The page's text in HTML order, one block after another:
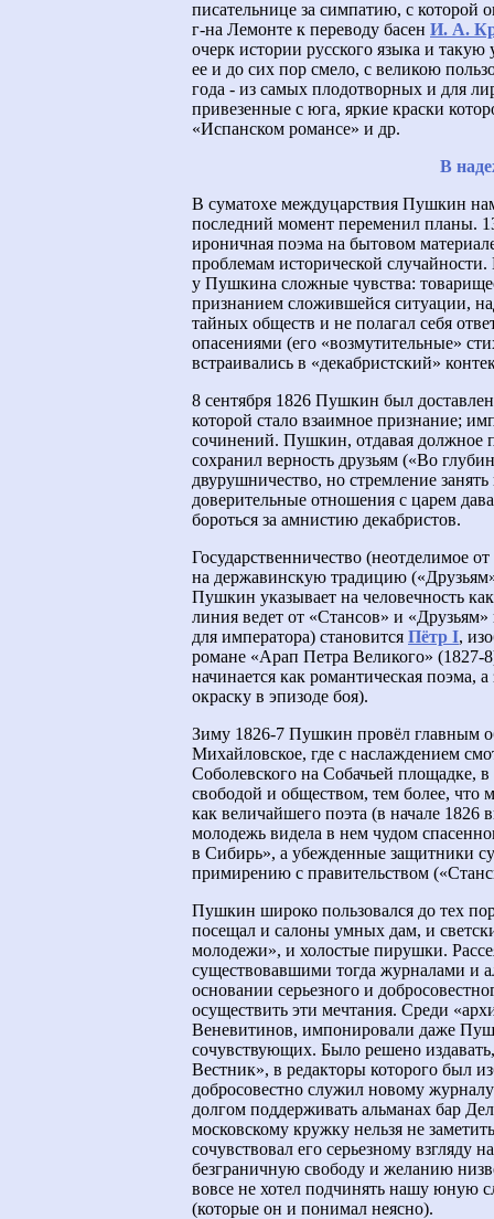
писательнице за симпатию, с которой
г-на Лемонте к переводу басен И. А.
очерк истории русского языка и
ее и до сих пор смело, с великою
года - из самых плодотворных и для
привезенные с юга, яркие краски
«Испанском романсе» и др.
В
В суматохе междуцарствия Пушкин
последний момент переменил планы.
ироничная поэма на бытовом
проблемам исторической
у Пушкина сложные чувства:
признанием сложившейся ситуации,
тайных обществ и не полагал себя
опасениями (его «возмутительные»
встраивались в «декабристский»
8 сентября 1826 Пушкин был
которой стало взаимное признание;
сочинений. Пушкин, отдавая должное
сохранил верность друзьям («Во
двурушничество, но стремление
доверительные отношения с царем
бороться за амнистию декабристов.
Государственничество (неотделимое
на державинскую традицию
Пушкин указывает на человечность
линия ведет от «Стансов» и
для императора) становится Пётр I,
романе «Арап Петра Великого» (1827-
начинается как романтическая поэма,
окраску в эпизоде боя).
Зиму 1826-7 Пушкин провёл главным
Михайловское, где с наслаждением
Соболевского на Собачьей площадке,
свободой и обществом, тем более, что
как величайшего поэта (в начале 1826
молодежь видела в нем чудом
в Сибирь», а убежденные защитники
примирению с правительством
Пушкин широко пользовался до тех
посещал и салоны умных дам, и
молодежи», и холостые пирушки.
существовавшими тогда журналами и
основании серьезного и
осуществить эти мечтания. Среди
Веневитинов, импонировали даже
сочувствующих. Было решено
Вестник», в редакторы которого был
добросовестно служил новому
долгом поддерживать альманах бар
московскому кружку нельзя не
сочувствовал его серьезному взгляду
безграничную свободу и желанию
вовсе не хотел подчинять нашу юную
(которые он и понимал неясно).